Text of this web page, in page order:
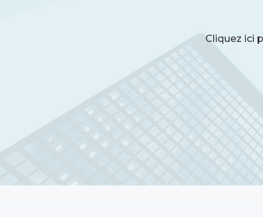
Cliquez ici